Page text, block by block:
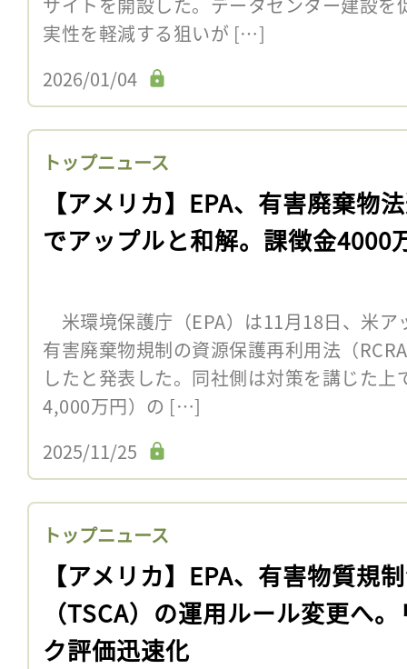
実性を軽減する狙いが […]
2026/01/04
トップニュース
【アメリカ】EPA、有害廃棄物
でアップルと和解。課徴金4000
米環境保護庁（EPA）は11月18日、米ア
有害廃棄物規制の資源保護再利用法（
したと発表した。同社側は対策を講じた
4,000万円）の […]
2025/11/25
トップニュース
【アメリカ】EPA、有害物質規
（TSCA）の運用ルール変更へ
ク評価迅速化